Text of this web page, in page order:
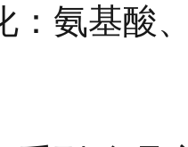
：氨基酸